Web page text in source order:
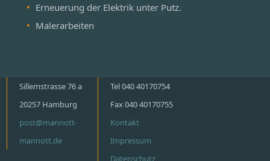
Erneuerung der Elektrik unter Putz.
Malerarbeiten
Sillemstrasse 76 a
20257 Hamburg
post@mannott-
mannott.de
Tel 040 40170754
Fax 040 40170755
Kontakt
Impressum
Datenschutz